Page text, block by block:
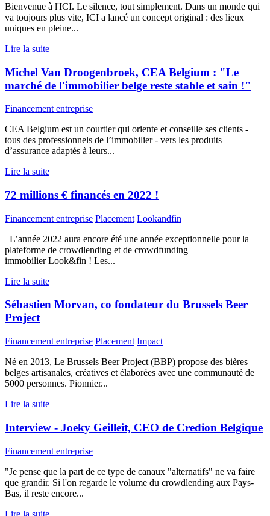
Bienvenue à l'ICI. Le silence, tout simplement. Dans un monde qui
va toujours plus vite, ICI a lancé un concept original : des lieux
uniques en pleine...
Lire la suite
Michel Van Droogenbroek, CEA Belgium : "Le
marché de l'immobilier belge reste stable et sain !"
Financement entreprise
CEA Belgium est un courtier qui oriente et conseille ses clients -
tous des professionnels de l’immobilier - vers les produits
d’assurance adaptés à leurs...
Lire la suite
72 millions € financés en 2022 !
Financement entreprise Placement Lookandfin
L’année 2022 aura encore été une année exceptionnelle pour la
plateforme de crowdlending et de crowdfunding
immobilier Look&fin ! Les...
Lire la suite
Sébastien Morvan, co fondateur du Brussels Beer
Project
Financement entreprise Placement Impact
Né en 2013, Le Brussels Beer Project (BBP) propose des bières
belges artisanales, créatives et élaborées avec une communauté de
5000 personnes. Pionnier...
Lire la suite
Interview - Joeky Geilleit, CEO de Credion Belgique
Financement entreprise
"Je pense que la part de ce type de canaux "alternatifs" ne va faire
que grandir. Si l'on regarde le volume du crowdlending aux Pays-
Bas, il reste encore...
Lire la suite